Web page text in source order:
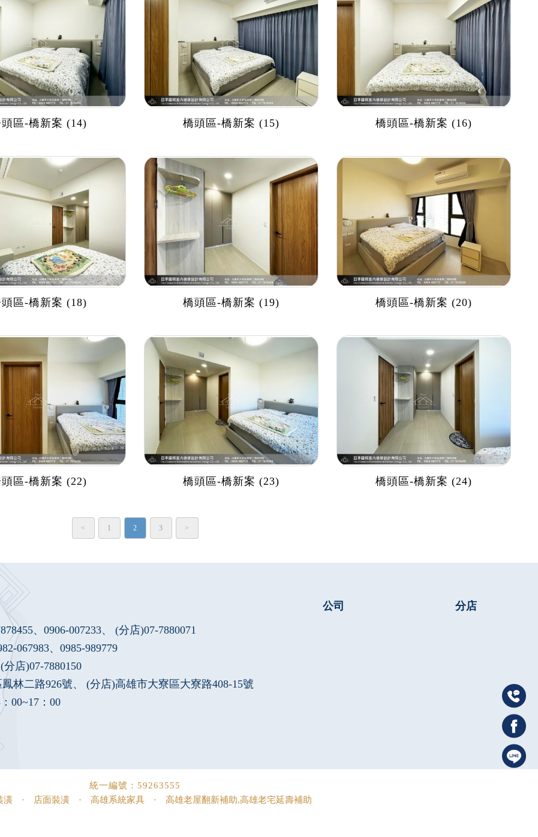
區-橋新案 (14) 橋頭區-橋新案 (15) 橋頭區-橋新案 (16)
區-橋新案 (18) 橋頭區-橋新案 (19) 橋頭區-橋新案 (20)
區-橋新案 (22) 橋頭區-橋新案 (23) 橋頭區-橋新案 (24)
< 1 2 3 >
、0906-007233、 (分店)07-7880071
067983、0985-989779
店)07-7880150
林二路926號、 (分店)高雄市大寮區大寮路408-15號
00~17：00
公司 分店
統一編號：59263555
潢· 店面裝潢· 高雄系統家具· 高雄老屋翻新補助,高雄老宅延壽補助